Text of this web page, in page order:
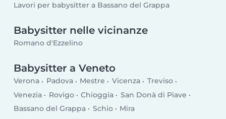
Lavori per babysitter a Bassano del Grappa
Babysitter nelle vicinanze
Romano d'Ezzelino
Babysitter a Veneto
Verona Padova Mestre Vicenza
Treviso
Venezia
Rovigo Chioggia
San Donà di Piave
Bassano del Grappa
Schio Mira